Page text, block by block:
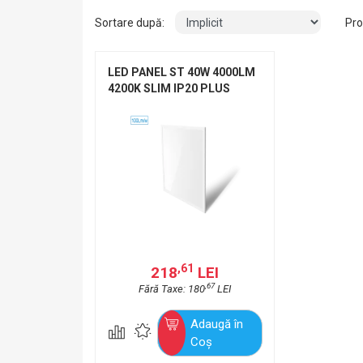
Sortare după:
LED PANEL ST 40W 4000LM
4200K SLIM IP20 PLUS
218,61 LEI
Fără Taxe: 180,67 LEI
Adaugă în
Coş